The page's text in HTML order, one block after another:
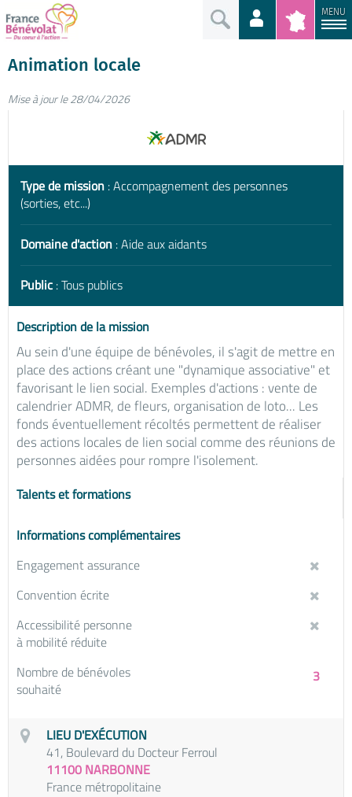
MENU
Animation locale
Mise à jour le 28/04/2026
Type de mission : Accompagnement des personnes
(sorties, etc...)
Domaine d'action : Aide aux aidants
Public : Tous publics
Description de la mission
Au sein d'une équipe de bénévoles, il s'agit de mettre en
place des actions créant une "dynamique associative" et
favorisant le lien social. Exemples d'actions : vente de
calendrier ADMR, de fleurs, organisation de loto... Les
fonds éventuellement récoltés permettent de réaliser
des actions locales de lien social comme des réunions de
personnes aidées pour rompre l'isolement.
Talents et formations
Informations complémentaires
Engagement assurance
Convention écrite
Accessibilité personne
à mobilité réduite
3
Nombre de bénévoles
souhaité
LIEU D'EXÉCUTION
41, Boulevard du Docteur Ferroul
11100 NARBONNE
France métropolitaine